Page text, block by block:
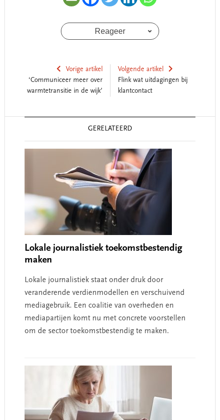
Reageer
Vorige artikel
‘Communiceer meer over
warmtetransitie in de wijk’
Volgende artikel
Flink wat uitdagingen bij
klantcontact
GERELATEERD
Lokale journalistiek toekomstbestendig
maken
Lokale journalistiek staat onder druk door
veranderende verdienmodellen en verschuivend
mediagebruik. Een coalitie van overheden en
mediapartijen komt nu met concrete voorstellen
om de sector toekomstbestendig te maken.